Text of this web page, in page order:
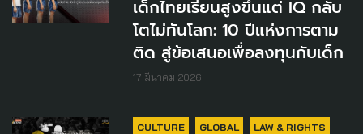
เด็กไทยเรียนสูงขึ้นแต่ IQ กลับ
โตไม่ทันโลก: 10 ปีแห่งการตาม
ติด สู่ข้อเสนอเพื่อลงทุนกับเด็ก
17 มีนาคม 2026
CULTURE GLOBAL LAW & RIGHTS